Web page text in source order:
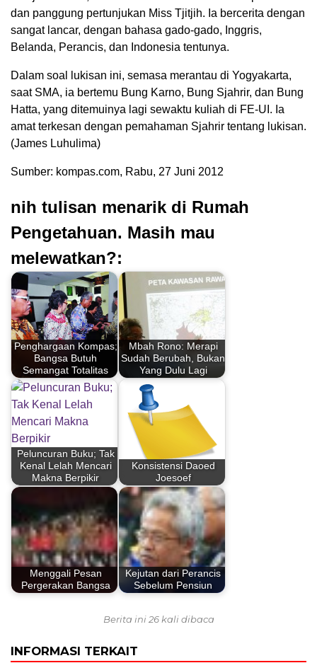
dan panggung pertunjukan Miss Tjitjih. Ia bercerita dengan
sangat lancar, dengan bahasa gado-gado, Inggris,
Belanda, Perancis, dan Indonesia tentunya.
Dalam soal lukisan ini, semasa merantau di Yogyakarta,
saat SMA, ia bertemu Bung Karno, Bung Sjahrir, dan Bung
Hatta, yang ditemuinya lagi sewaktu kuliah di FE-UI. Ia
amat terkesan dengan pemahaman Sjahrir tentang lukisan.
(James Luhulima)
Sumber: kompas.com, Rabu, 27 Juni 2012
nih tulisan menarik di Rumah
Pengetahuan. Masih mau
melewatkan?:
Penghargaan Kompas;
Bangsa Butuh
Semangat Totalitas
Mbah Rono: Merapi
Sudah Berubah, Bukan
Yang Dulu Lagi
Peluncuran Buku; Tak
Kenal Lelah Mencari
Makna Berpikir
Konsistensi Daoed
Joesoef
Menggali Pesan
Pergerakan Bangsa
Kejutan dari Perancis
Sebelum Pensiun
Berita ini 26 kali dibaca
INFORMASI TERKAIT